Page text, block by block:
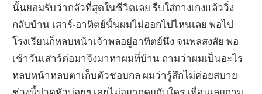
นั้นยอมรับว่ากลัวที่สุดในชีวิตเลย รีบใส่กางเกงแล้ววิ่ง
กลับบ้าน เสาร์-อาทิตย์นั้นผมไม่ออกไปไหนเลย พอไป
โรงเรียนก็หลบหน้าเจ้าพลอยู่อาทิตย์นึง จนพลสงสัย พอ
เช้าวันเสาร์ต่อมาจึงมาหาผมที่บ้าน ถามว่าผมเป็นอะไร
หลบหน้าหลบตาเก็บตัวชอบกล ผมว่ารู้สึกไม่ค่อยสบาย